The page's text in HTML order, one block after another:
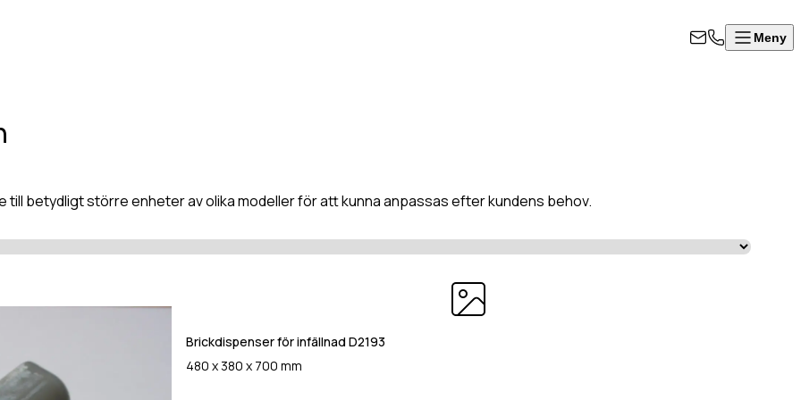
Meny
till betydligt större enheter av olika modeller för att kunna anpassas efter kundens behov.
Brickdispenser för infällnad D2193
480 x 380 x 700 mm